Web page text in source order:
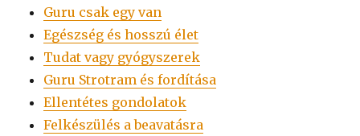
Guru csak egy van
Egészség és hosszú élet
Tudat vagy gyógyszerek
Guru Strotram és fordítása
Ellentétes gondolatok
Felkészülés a beavatásra